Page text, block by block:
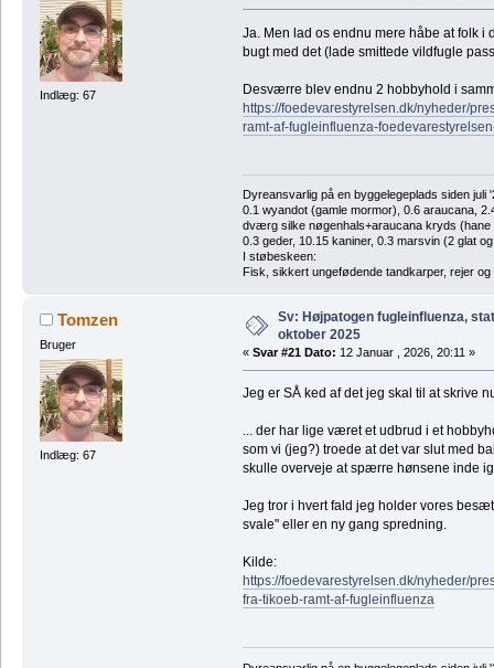
Indlæg: 67
Ja. Men lad os endnu mere håbe at folk i
bugt med det (lade smittede vildfugle
Desværre blev endnu 2 hobbyhold i
https://foedevarestyrelsen.dk/nyheder/
ramt-af-fugleinfluenza-
Dyreansvarlig på en byggelegeplads siden juli
0.1 wyandot (gamle mormor), 0.6 araucana,
dværg silke nøgenhals+araucana kryds
0.3 geder, 10.15 kaniner, 0.3 marsvin (2 glat
I støbeskeen:
Fisk, sikkert ungefødende tandkarper, rejer
Tomzen
Bruger
Indlæg: 67
Sv: Højpatogen fugleinfluenza,
oktober 2025
« Svar #21 Dato: 12 Januar , 2026, 20:11 »
Jeg er SÅ ked af det jeg skal til at skrive
... der har lige været et udbrud i et
som vi (jeg?) troede at det var slut med
skulle overveje at spærre hønsene inde
Jeg tror i hvert fald jeg holder vores
svale" eller en ny gang spredning.
Kilde:
https://foedevarestyrelsen.dk/nyheder/
fra-tikoeb-ramt-af-fugleinfluenza